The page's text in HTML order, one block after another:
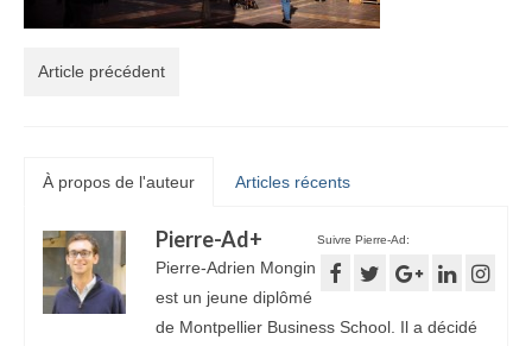
Article précédent
À propos de l'auteur Articles récents
Suivre Pierre-Ad:
Pierre-Ad+
Pierre-Adrien Mongin
est un jeune diplômé
de Montpellier Business School. Il a décidé